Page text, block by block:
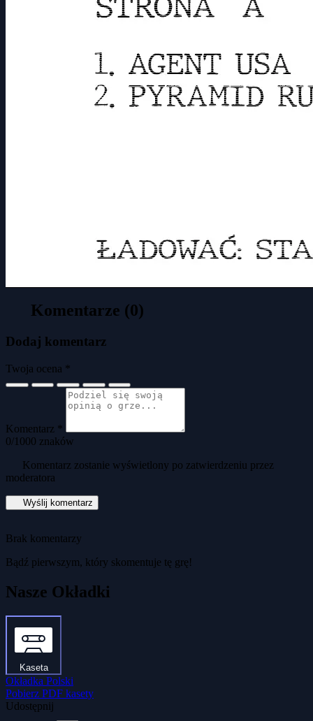
Komentarze (0)
Dodaj komentarz
Twoja ocena *
Komentarz *
0/1000 znaków
Komentarz zostanie wyświetlony po zatwierdzeniu przez
moderatora
Wyślij komentarz
Brak komentarzy
Bądź pierwszym, który skomentuje tę grę!
Nasze Okładki
Kaseta
Okładka Polski
Pobierz PDF kasety
Udostępnij